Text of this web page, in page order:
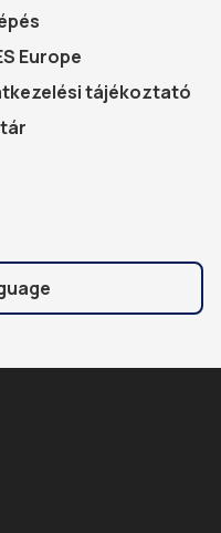
Europe
tájékoztató